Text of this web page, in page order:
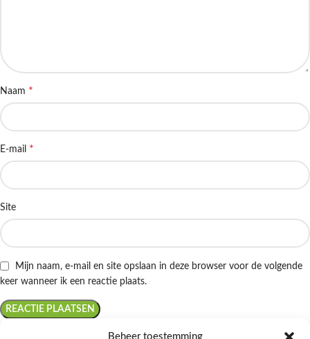
Beheer toestemming
Naam *
E-mail *
Site
Mijn naam, e-mail en site opslaan in deze browser voor de volgende
keer wanneer ik een reactie plaats.